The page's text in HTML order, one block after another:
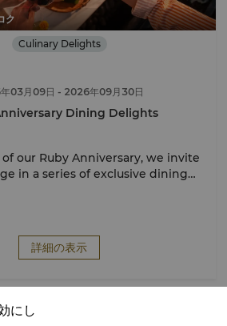
ク
Culinary Delights
03月09日 - 2026年09月30日
Dining Delights
our Ruby Anniversary, we invite
in a series of exclusive dining
詳細の表示
にし